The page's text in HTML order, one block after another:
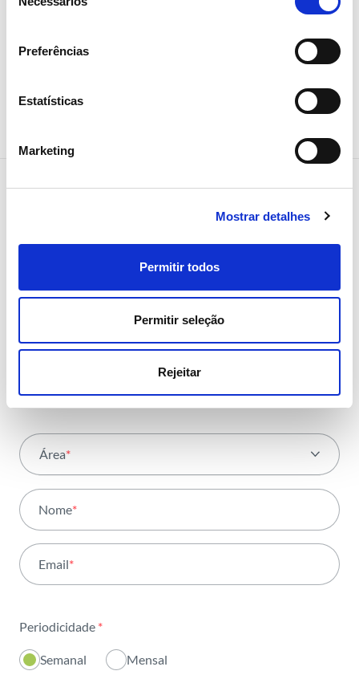
Preferências
Estatísticas
Marketing
Mostrar detalhes
Permitir todos
Permitir seleção
Rejeitar
Receba todos os detalhes da
operação,
tendências e notícias que
partilhamos
com toda a energia
Área*
Atividade
Institucional
Inovação
Investidores
Nome*
Email*
Periodicidade *
Semanal Mensal